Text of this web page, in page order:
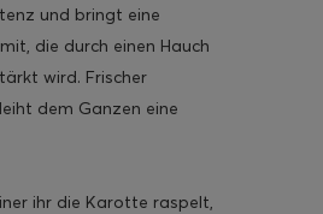
und bringt eine
die durch einen Hauch
wird. Frischer
dem Ganzen eine
ihr die Karotte raspelt,